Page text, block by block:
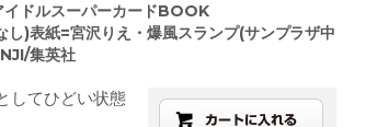
ドルスーパーカードBOOK
)表紙=宮沢りえ・爆風スランプ(サンプラザ中
集英社
してひどい状態